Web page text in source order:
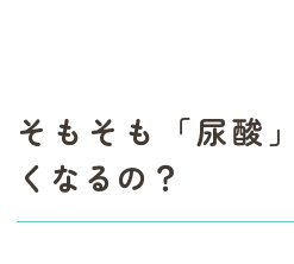
そもそも「尿酸
くなるの？